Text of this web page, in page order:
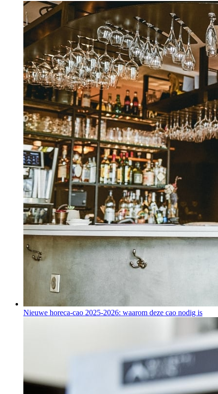
Nieuwe horeca-cao 2025-2026: waarom deze cao nodig is